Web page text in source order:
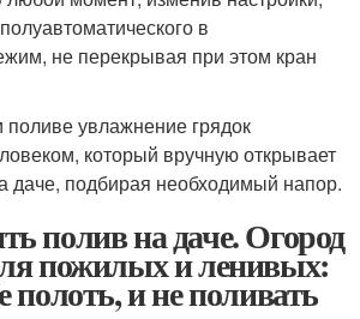
в
не перекрывая при этом кран
увлажнение грядок
который вручную открывает
даче, подбирая необходимый напор.
полив на даче. Огород
пожилых и ленивых:
полоть, и не поливать